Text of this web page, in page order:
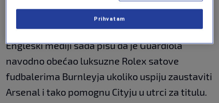
Aston Ville uprkos tome što je već izgubio
Engleski mediji sada pišu da je Guardiola
navodno obećao luksuzne Rolex satove
fudbalerima Burnleyja ukoliko uspiju zaustaviti
Arsenal i tako pomognu Cityju u utrci za titulu.
Prihvatam